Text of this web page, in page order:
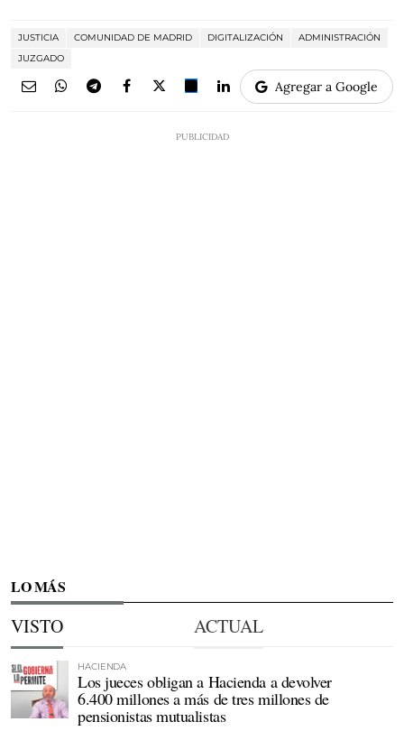
JUSTICIA COMUNIDAD DE MADRID DIGITALIZACIÓN
ADMINISTRACIÓN
JUZGADO
Agregar a Google
LO MÁS
VISTO ACTUAL
HACIENDA
Los jueces obligan a Hacienda a devolver
6.400 millones a más de tres millones de
pensionistas mutualistas